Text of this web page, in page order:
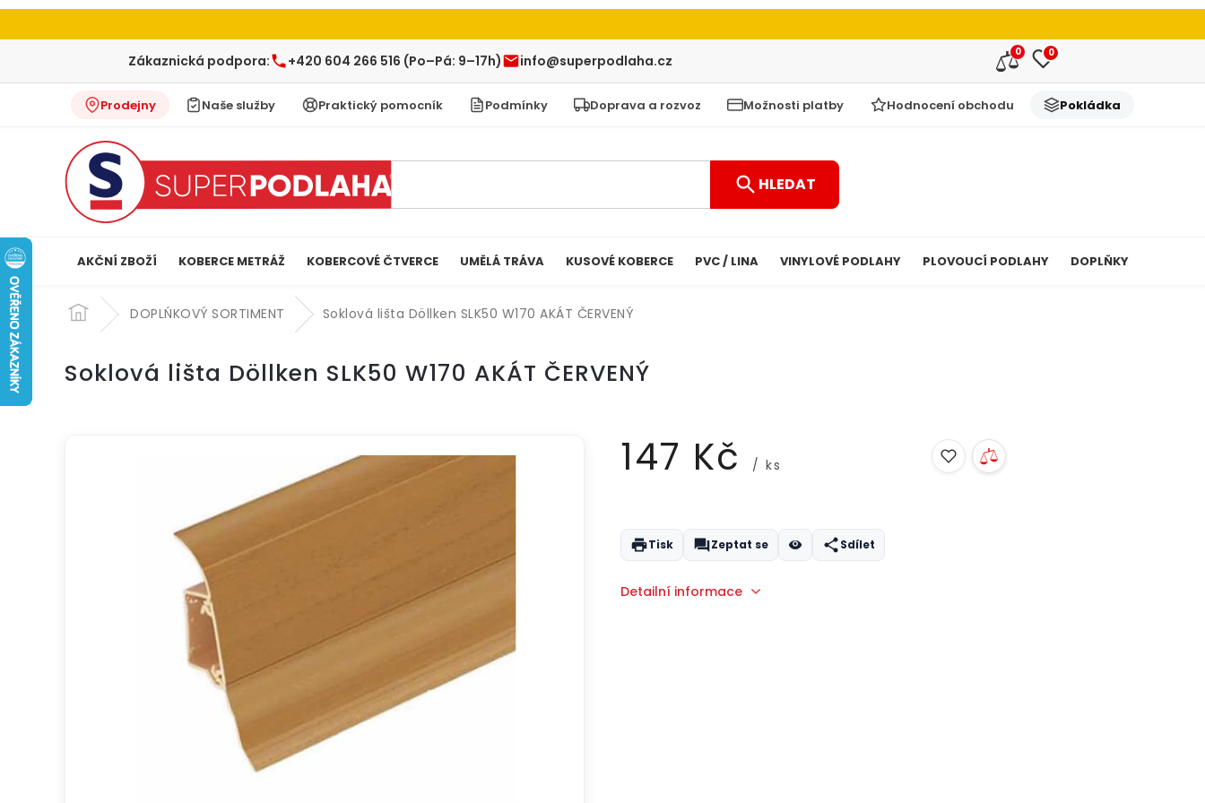
Zákaznická podpora: +420 604 266 516 (Po–Pá: 9–17h) info@superpodlaha.cz 0 0
Prodejny Naše služby Praktický pomocník Podmínky Doprava a rozvoz Možnosti platby Hodnocení obchodu Pokládka
HLEDAT
AKČNÍ ZBOŽÍ KOBERCE METRÁŽ KOBERCOVÉ ČTVERCE UMĚLÁ TRÁVA KUSOVÉ KOBERCE PVC / LINA VINYLOVÉ PODLAHY PLOVOUCÍ PODLAHY DOPLŇKY
Přejít
na
obsah
DOPLŃKOVÝ SORTIMENT Soklová lišta Döllken SLK50 W170 AKÁT ČERVENÝ
Soklová lišta Döllken SLK50 W170 AKÁT ČERVENÝ
147 Kč / ks
cena:
Tisk Zeptat se Sdílet
Detailní informace